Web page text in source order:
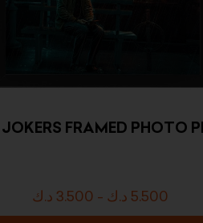
FRAMED PHOTO
3.500 د.ك - 5.500 د.ك